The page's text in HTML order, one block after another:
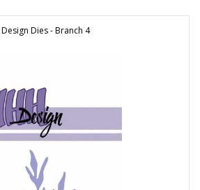
Dies - Branch 4